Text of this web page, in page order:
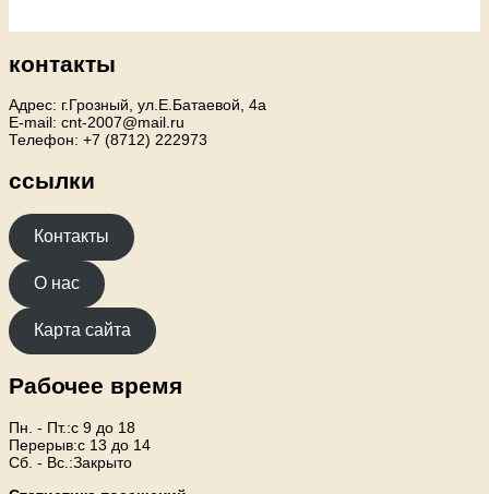
контакты
Адрес: г.Грозный, ул.Е.Батаевой, 4а
E-mail: cnt-2007@mail.ru
Телефон: +7 (8712) 222973
ссылки
Контакты
О нас
Карта сайта
Рабочее время
Пн. - Пт.:с 9 до 18
Перерыв:с 13 до 14
Сб. - Вс.:Закрыто